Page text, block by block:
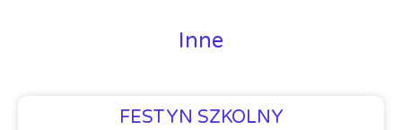
Inne
FESTYN SZKOLNY